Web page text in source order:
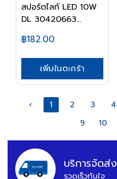
สปอร์ตไลท์ LED 10W
DL 30420663
฿182.00
เพิ่มในตะกร้า
‹ 1 2 3 4
9
10
บริการจัดส่ง
รวดเร็วทันใจ